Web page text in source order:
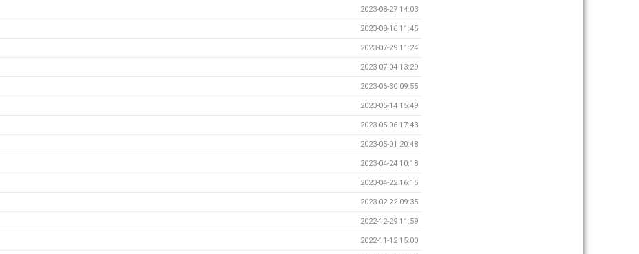
2023-08-27 14:03
2023-08-16 11:45
2023-07-29 11:24
2023-07-04 13:29
2023-06-30 09:55
2023-05-14 15:49
2023-05-06 17:43
2023-05-01 20:48
2023-04-24 10:18
2023-04-22 16:15
2023-02-22 09:35
2022-12-29 11:59
2022-11-12 15:00